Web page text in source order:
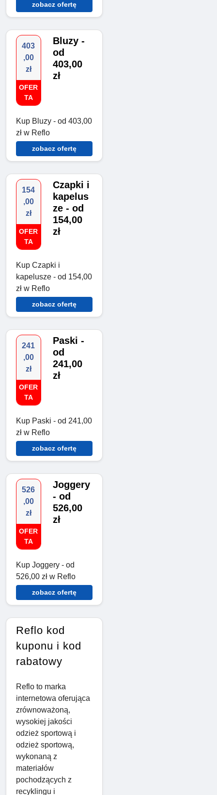
zobacz ofertę
403
,00
zł
OFER
TA
Bluzy -
od
403,00
zł
Kup Bluzy - od 403,00
zł w Reflo
zobacz ofertę
154
,00
zł
OFER
TA
Czapki i
kapelus
ze - od
154,00
zł
Kup Czapki i
kapelusze - od 154,00
zł w Reflo
zobacz ofertę
241
,00
zł
OFER
TA
Paski -
od
241,00
zł
Kup Paski - od 241,00
zł w Reflo
zobacz ofertę
526
,00
zł
OFER
TA
Joggery
- od
526,00
zł
Kup Joggery - od
526,00 zł w Reflo
zobacz ofertę
Reflo kod
kuponu i kod
rabatowy
Reflo to marka
internetowa oferująca
zrównoważoną,
wysokiej jakości
odzież sportową i
odzież sportową,
wykonaną z
materiałów
pochodzących z
recyklingu i